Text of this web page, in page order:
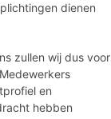
dienen
zullen wij dus voor
en
hebben